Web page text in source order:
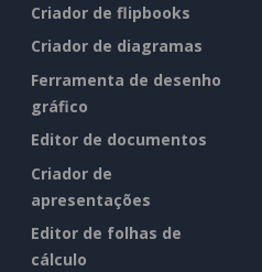
Criador de flipbooks
Criador de diagramas
Ferramenta de desenho
gráfico
Editor de documentos
Criador de
apresentações
Editor de folhas de
cálculo